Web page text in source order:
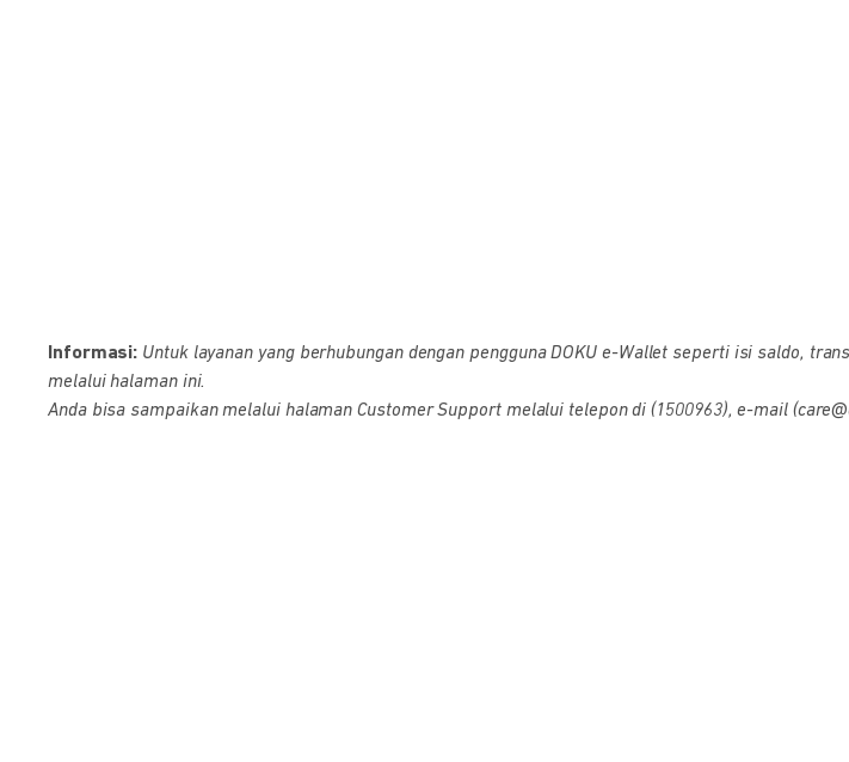
Informasi: Untuk layanan yang berhubungan dengan pengguna DOKU e-Wallet seperti isi saldo,
melalui halaman ini.
Anda bisa sampaikan melalui halaman Customer Support melalui telepon di (1500963), e-mail